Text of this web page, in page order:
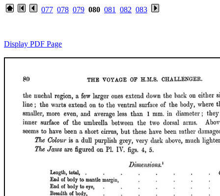
077 078 079 080 081 082 083
Display PDF Page